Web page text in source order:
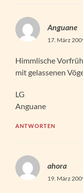
Anguane
17. März
Himmlische
mit gelassenen
LG
Anguane
ANTWORTEN
ahora
19. März